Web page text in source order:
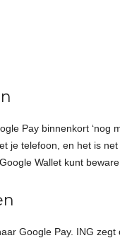
Pay binnenkort ‘nog
je telefoon, en het is
Wallet kunt
Google Pay. ING